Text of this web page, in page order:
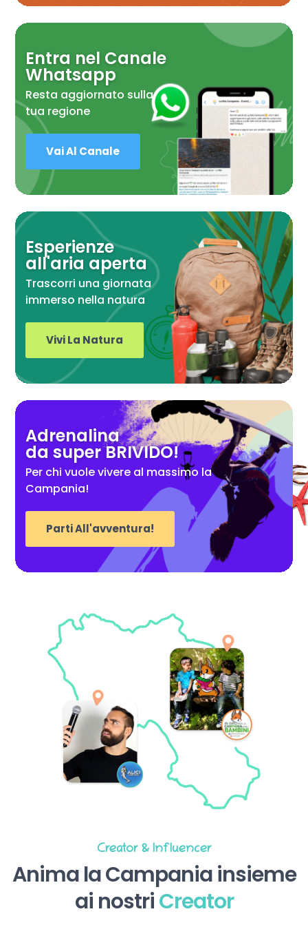
Entra nel Canale
Whatsapp
Resta aggiornato sulla
tua regione
Vai Al Canale
Esperienze
all'aria aperta
Trascorri una giornata
immerso nella natura
Vivi La Natura
Adrenalina
da super BRIVIDO!
Per chi vuole vivere al massimo la
Campania!
Parti All'avventura!
Creator & Influencer
Anima la Campania insieme
ai nostriCreator